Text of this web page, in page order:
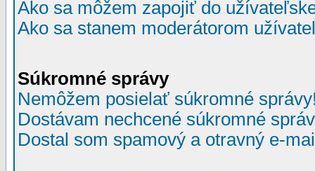
Ako sa môžem zapojiť do
Ako sa stanem moderátorom
Súkromné správy
Nemôžem posielať súkromné
Dostávam nechcené súkromné
Dostal som spamový a otravný e-